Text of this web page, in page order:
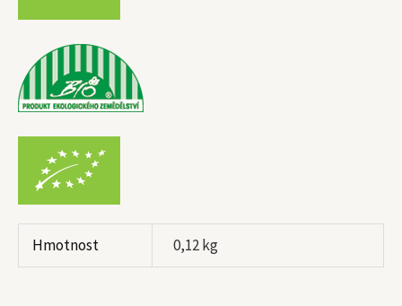
Hmotnost 0,12 kg